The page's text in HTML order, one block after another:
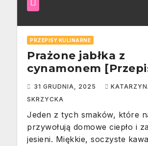
PRZEPISY KULINARNE
Prażone jabłka z
cynamonem
31 GRUDNIA, 2025
SKRZYCKA
Jeden z tych smaków, które
przywołują domowe ciepło i
jesieni. Miękkie, soczyste